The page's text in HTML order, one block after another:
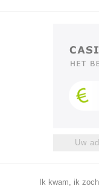
Uw
Ik kwam, ik